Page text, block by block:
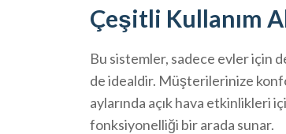
Çeşitli Kullanım
Bu sistemler, sadece evler için
de idealdir. Müşterilerinize
aylarında açık hava etkinlikleri
fonksiyonelliği bir arada sunar.